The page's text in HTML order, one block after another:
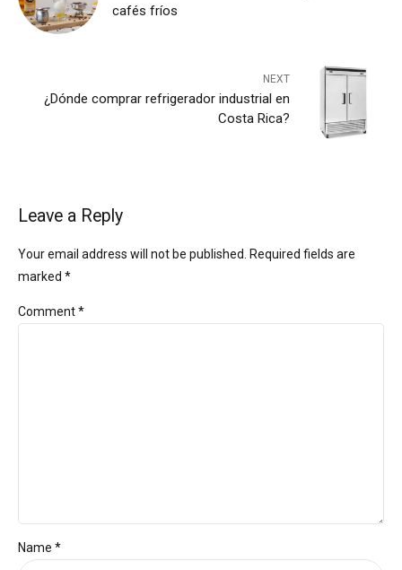
cafés fríos
NEXT
¿Dónde comprar refrigerador industrial en
Costa Rica?
Leave a Reply
Your email address will not be published. Required fields are
marked *
Comment*
Name *